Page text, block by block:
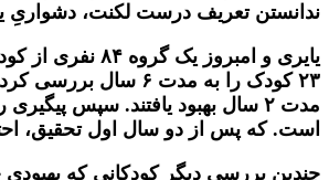
ندانستن تعریف درست لکنت، دشواریِ
است. که پس از دو سال اول تحقیق،
چندین بررسی دیگر کودکانی که بهبودی